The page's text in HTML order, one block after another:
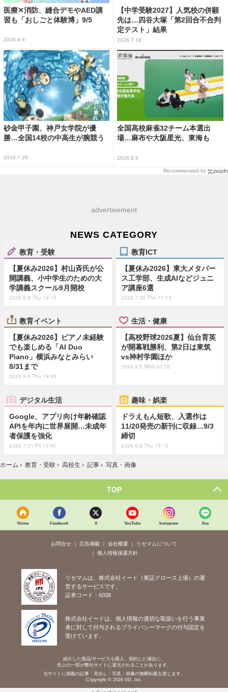
医療✕消防、縫合デモやAED講
習も「おしごと体験博」9/5
2026.8.6
【中学受験2027】人気校の併願
先は…四谷大塚「第2回合不合判
定テスト」結果
2026.7.16
砂金甲子園、神戸女学院が優
勝…全国14校の中高生が腕競う
2026.7.29
全国高校麻雀32チーム本選出
場…麻布や大阪星光、東海も
2026.8.5
Recommended by
advertisement
NEWS CATEGORY
教育・受験
【夏休み2026】村山斉氏が公
開講義、小中学生のための大
学講義スクール9月開校
2026.8.6 Thu 19:15
教育ICT
【夏休み2026】東大メタバー
ス工学部、生成AIなどジュニ
ア講座6選
2026.7.30 Thu 11:15
教育イベント
【夏休み2026】ピアノ未経験
でも楽しめる「AI Duo
Piano」横浜みなとみらい
8/31まで
2026.8.6 Thu 19:45
生活・健康
【高校野球2026夏】仙台育英
が開幕戦勝利、第2日は東筑
vs神村学園ほか
2026.8.5 Wed 20:32
デジタル生活
Google、アプリ向け年齢確認
APIを年内に世界展開…未成年
者保護を強化
2026.7.31 Fri 13:45
趣味・娯楽
ドラえもん短歌、入選作は
11/20発売の新刊に収録…9/3
締切
2026.8.6 Thu 15:15
ホーム › 教育・受験 › 高校生 › 記事 › 写真・画像
TOP
Home Facebook X YouTube Instagram line
お問合せ 広告掲載 会社概要
リセマムについて
個人情報保護方針
リセマムは、株式会社イード（東証グロース上場）の運
営するサービスです。
証券コード：6038
株式会社イードは、個人情報の適切な取扱いを行う事業
者に対して付与されるプライバシーマークの付与認定を
受けています。
紹介した商品/サービスを購入、契約した場合に、
売上の一部が弊社サイトに還元されることがあります。
当サイトに掲載の記事・見出し・写真・画像の無断転載を禁じます。
Copyright © 2026 IID, Inc.